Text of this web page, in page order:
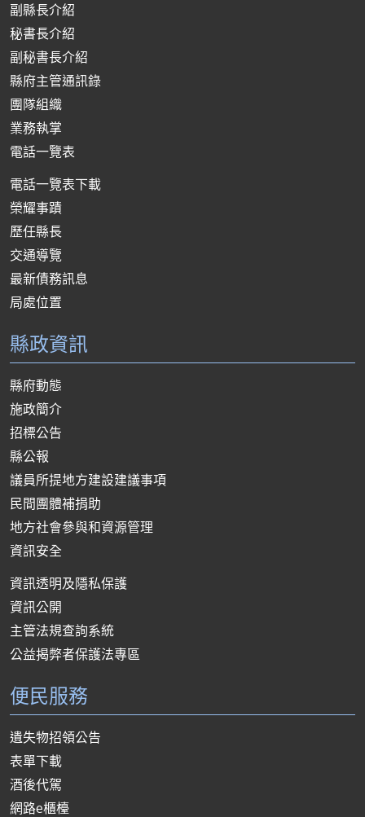
副縣長介紹
秘書長介紹
副秘書長介紹
縣府主管通訊錄
團隊組織
業務執掌
電話一覽表
電話一覽表下載
榮耀事蹟
歷任縣長
交通導覽
最新債務訊息
局處位置
縣政資訊
縣府動態
施政簡介
招標公告
縣公報
議員所提地方建設建議事項
民間團體補捐助
地方社會參與和資源管理
資訊安全
資訊透明及隱私保護
資訊公開
主管法規查詢系統
公益揭弊者保護法專區
便民服務
遺失物招領公告
表單下載
酒後代駕
網路e櫃檯